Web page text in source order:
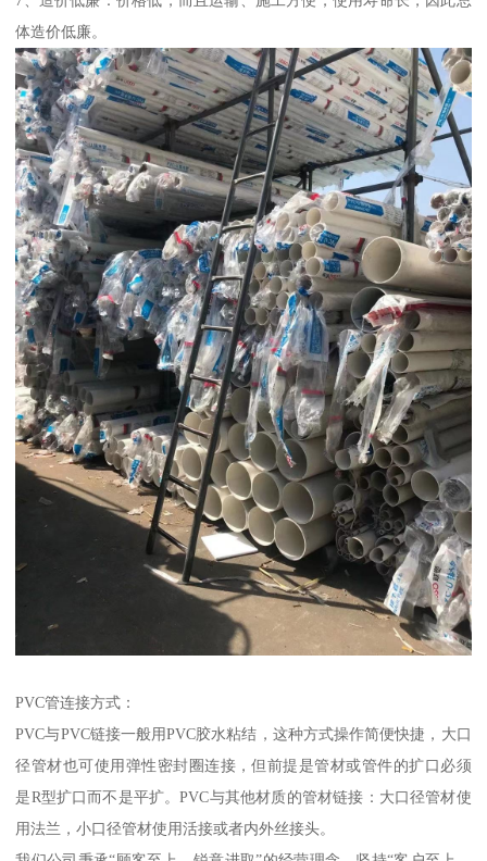
体造价低廉。
PVC管连接方式：
PVC与PVC链接一般用PVC胶水粘结，这种方式操作简便快捷，大口
径管材也可使用弹性密封圈连接，但前提是管材或管件的扩口必须
是R型扩口而不是平扩。PVC与其他材质的管材链接：大口径管材使
用法兰，小口径管材使用活接或者内外丝接头。